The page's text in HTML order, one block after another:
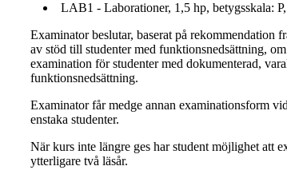
LAB1 - Laborationer, 1,5 hp, betygsskala:
Examinator beslutar, baserat på rekommendation
av stöd till studenter med funktionsnedsättning,
examination för studenter med dokumenterad,
funktionsnedsättning.
Examinator får medge annan examinationsform
enstaka studenter.
När kurs inte längre ges har student möjlighet att
ytterligare två läsår.